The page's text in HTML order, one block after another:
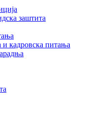
заштита
кадровска питања